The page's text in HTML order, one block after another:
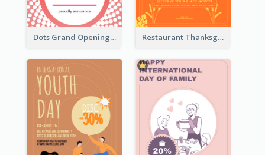
Dots Grand Opening Flyers Restaurant Thanksgiving Promote Flyers